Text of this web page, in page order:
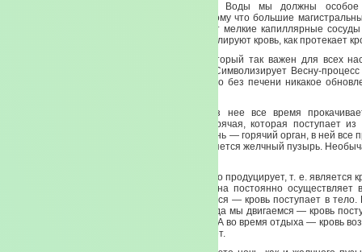
Еще раз о почках. Во время элемента Воды мы должны особое
периферической кровеносной системе. Потому что большие
там, где у нас Огонь, там, где сердце. А вот мелкие капиллярные
почки. За их наполнение, за то, как они транслируют кровь, как протекает
Итак, мы с вами подбираемся к органу, который так важен для всех
ассоциируется с первоэлементом Дерево. Символизирует Весну-
развития, цветения, обновления. Потому что без печени никакое
Печень считается горячим органом. Через нее все время
количество горячей жидкости. Жидкость горячая, которая поступает
охлаждается. И в почках она холодная. Печень — горячий орган, в ней все
очень быстро. И параллельным органом является желчный пузырь.
Печень делает такие вещи — она поочередно продуцирует, т. е. является
органом, собирает кровь, выводит кровь. Она постоянно
время движения человека, когда мы двигаемся — кровь поступает в
это жизнь? Именно поэтому. Потому что, когда мы двигаемся — кровь
принимает кровь и прогоняет ее через себя. А во время отдыха — кровь
Когда мы спим — печень интенсивно работает.